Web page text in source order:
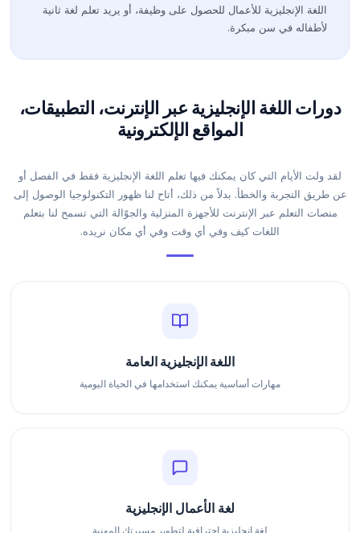
اللغة الإنجليزية للأعمال للحصول على وظيفة، أو يريد تعلم لغة ثانية
لأطفاله في سن مبكرة.
دورات اللغة الإنجليزية عبر الإنترنت، التطبيقات،
المواقع الإلكترونية
لقد ولت الأيام التي كان يمكنك فيها تعلم اللغة الإنجليزية فقط في الفصل أو
عن طريق التجربة والخطأ. بدلاً من ذلك، أتاح لنا ظهور التكنولوجيا الوصول إلى
منصات التعلم عبر الإنترنت للأجهزة المنزلية والجوّالة التي تسمح لنا بتعلم
اللغات كيف وفي أي وقت وفي أي مكان نريده.
اللغة الإنجليزية العامة
مهارات أساسية يمكنك استخدامها في الحياة اليومية
لغة الأعمال الإنجليزية
لغة إنجليزية احترافية لتطوير مسيرتك المهنية